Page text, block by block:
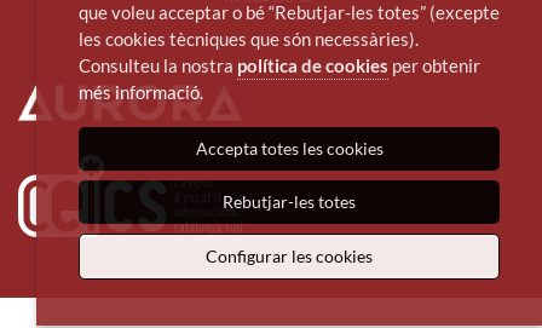
que voleu acceptar o bé “Rebutjar-les totes” (excepte
les cookies tècniques que són necessàries).
Consulteu la nostra política de cookies per obtenir
més informació.
Accepta totes les cookies
Rebutjar-les totes
Configurar les cookies